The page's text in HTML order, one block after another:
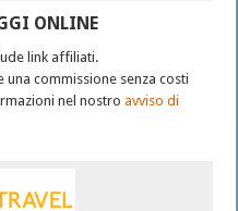
ONLINE
link affiliati.
commissione senza costi
nel nostroavviso di